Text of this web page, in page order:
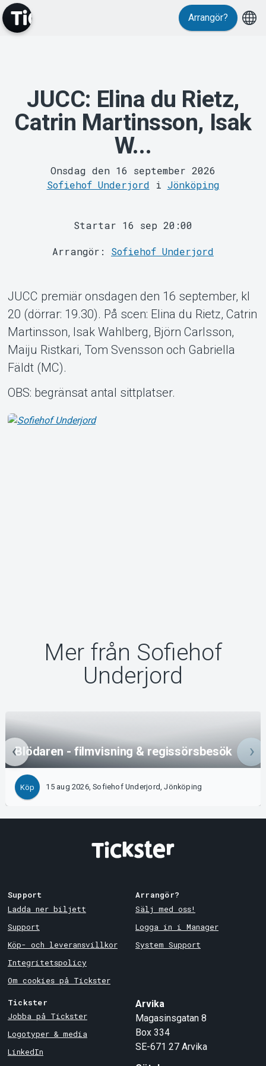
MyTickster
Support
Om Tickster
Arrangör?
JUCC: Elina du Rietz,
Catrin Martinsson, Isak
W...
Onsdag den 16 september 2026
Sofiehof Underjord i Jönköping
Startar 16 sep 20:00
Arrangör: Sofiehof Underjord
JUCC premiär onsdagen den 16 september, kl
20 (dörrar: 19.30). På scen: Elina du Rietz, Catrin
Martinsson, Isak Wahlberg, Björn Carlsson,
Maiju Ristkari, Tom Svensson och Gabriella
Fäldt (MC).
OBS: begränsat antal sittplatser.
Mer från Sofiehof
Underjord
Blödaren - filmvisning & regissörsbesök
Köp 15 aug 2026, Sofiehof Underjord, Jönköping
Support
Ladda ner biljett
Support
Köp- och leveransvillkor
Integritetspolicy
Om cookies på Tickster
Arrangör?
Sälj med oss!
Logga in i Manager
System Support
Tickster
Jobba på Tickster
Logotyper & media
LinkedIn
Arvika
Magasinsgatan 8
Box 334
SE-671 27 Arvika